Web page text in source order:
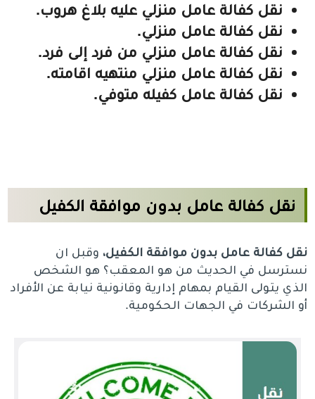
نقل كفالة عامل منزلي عليه بلاغ هروب.
نقل كفالة عامل منزلي.
نقل كفالة عامل منزلي من فرد إلى فرد.
نقل كفالة عامل منزلي منتهيه اقامته.
نقل كفالة عامل كفيله متوفي.
نقل كفالة عامل بدون موافقة الكفيل
نقل كفالة عامل بدون موافقة الكفيل، وقبل ان
نسترسل في الحديث من هو المعقب؟ هو الشخص
الذي يتولى القيام بمهام إدارية وقانونية نيابة عن الأفراد
أو الشركات في الجهات الحكومية.